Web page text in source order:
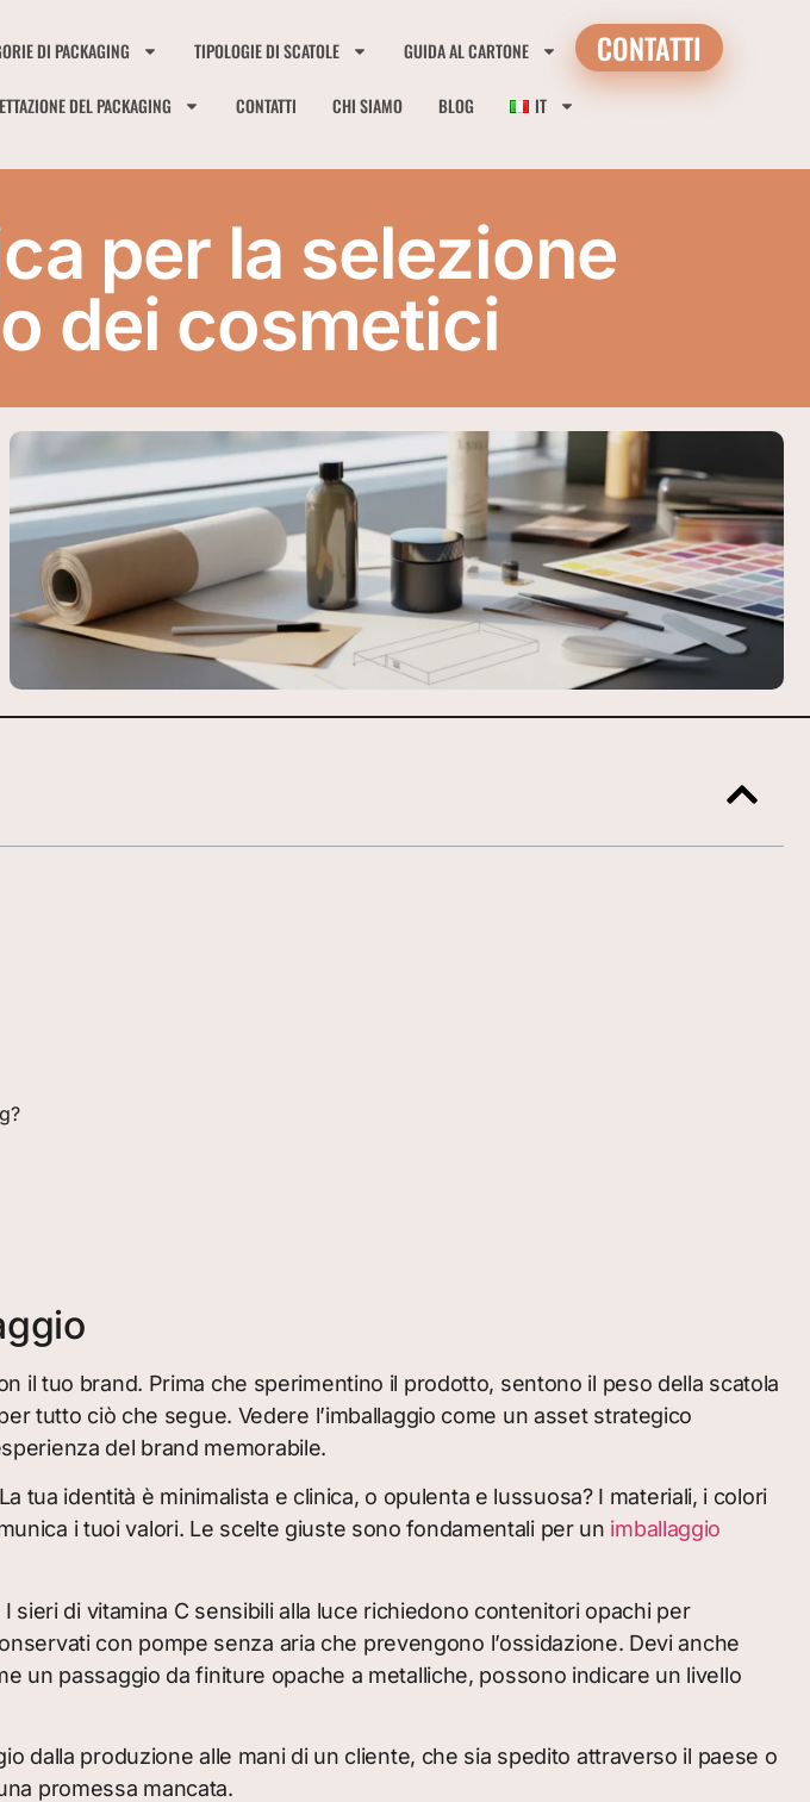
DI PACKAGING TIPOLOGIE DI SCATOLE GUIDA AL CARTONE
DEL PACKAGING CONTATTI CHI SIAMO BLOG IT
CONTATTI
per la selezione
dei cosmetici
il tuo brand. Prima che sperimentino il prodotto, sentono il peso della scatola
tutto ciò che segue. Vedere l’imballaggio come un asset strategico
del brand memorabile.
identità è minimalista e clinica, o opulenta e lussuosa? I materiali, i colori
i tuoi valori. Le scelte giuste sono fondamentali per un imballaggio
I sieri di vitamina C sensibili alla luce richiedono contenitori opachi per
con pompe senza aria che prevengono l’ossidazione. Devi anche
un passaggio da finiture opache a metalliche, possono indicare un livello
dalla produzione alle mani di un cliente, che sia spedito attraverso il paese o
promessa mancata.